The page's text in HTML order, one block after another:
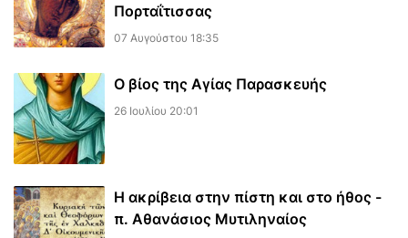
Πορταΐτισσας
07 Αυγούστου 18:35
Ο βίος της Αγίας Παρασκευής
26 Ιουλίου 20:01
Η ακρίβεια στην πίστη και στο ήθος -
π. Αθανάσιος Μυτιληναίος